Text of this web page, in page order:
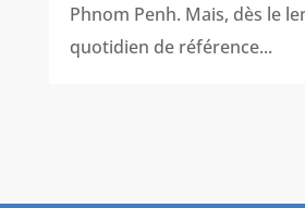
Phnom Penh. Mais, dès le
quotidien de référence...